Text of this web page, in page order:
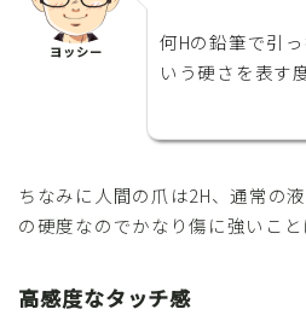
ヨッシー
何Hの鉛筆で引
いう硬さを表す
ちなみに人間の爪は2H、通常の
の硬度なのでかなり傷に強いこと
高感度なタッチ感